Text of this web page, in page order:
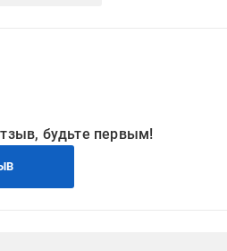
будьте первым!